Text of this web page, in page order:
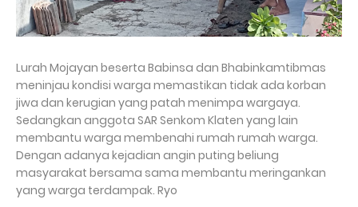
Lurah Mojayan beserta Babinsa dan Bhabinkamtibmas
meninjau kondisi warga memastikan tidak ada korban
jiwa dan kerugian yang patah menimpa wargaya.
Sedangkan anggota SAR Senkom Klaten yang lain
membantu warga membenahi rumah rumah warga.
Dengan adanya kejadian angin puting beliung
masyarakat bersama sama membantu meringankan
yang warga terdampak. Ryo